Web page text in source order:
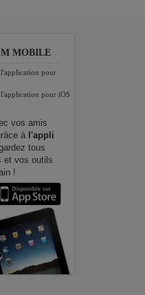
MOBILE
pour
pour iOS
vos amis
à l'appli
tous
et vos outils
!